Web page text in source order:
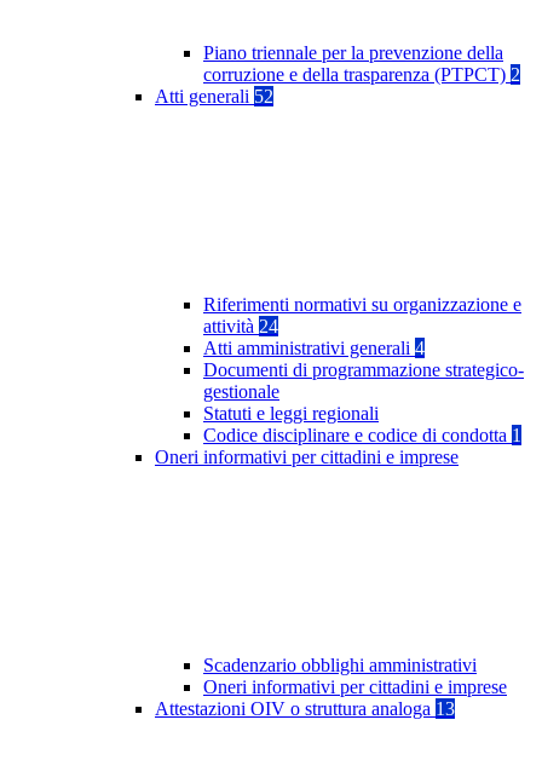
Piano triennale per la prevenzione della
corruzione e della trasparenza (PTPCT) 2
Atti generali 52
Riferimenti normativi su organizzazione e
attività 24
Atti amministrativi generali 4
Documenti di programmazione strategico-
gestionale
Statuti e leggi regionali
Codice disciplinare e codice di condotta 1
Oneri informativi per cittadini e imprese
Scadenzario obblighi amministrativi
Oneri informativi per cittadini e imprese
Attestazioni OIV o struttura analoga 13